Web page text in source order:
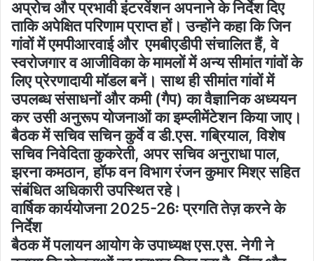
अप्रोच और प्रभावी इंटरवेंशन अपनाने के निर्देश दिए
ताकि अपेक्षित परिणाम प्राप्त हों। उन्होंने कहा कि जिन
गांवों में एमपीआरवाई और एमबीएडीपी संचालित हैं, वे
स्वरोजगार व आजीविका के मामलों में अन्य सीमांत गांवों के
लिए प्रेरणादायी मॉडल बनें। साथ ही सीमांत गांवों में
उपलब्ध संसाधनों और कमी (गैप) का वैज्ञानिक अध्ययन
कर उसी अनुरूप योजनाओं का इम्प्लीमेंटेशन किया जाए।
बैठक में सचिव सचिन कुर्वे व डी.एस. गब्रियाल, विशेष
सचिव निवेदिता कुकरेती, अपर सचिव अनुराधा पाल,
झरना कमठान, हॉफ वन विभाग रंजन कुमार मिश्र सहित
संबंधित अधिकारी उपस्थित रहे।
वार्षिक कार्ययोजना 2025-26ः प्रगति तेज़ करने के
निर्देश
बैठक में पलायन आयोग के उपाध्यक्ष एस.एस. नेगी ने